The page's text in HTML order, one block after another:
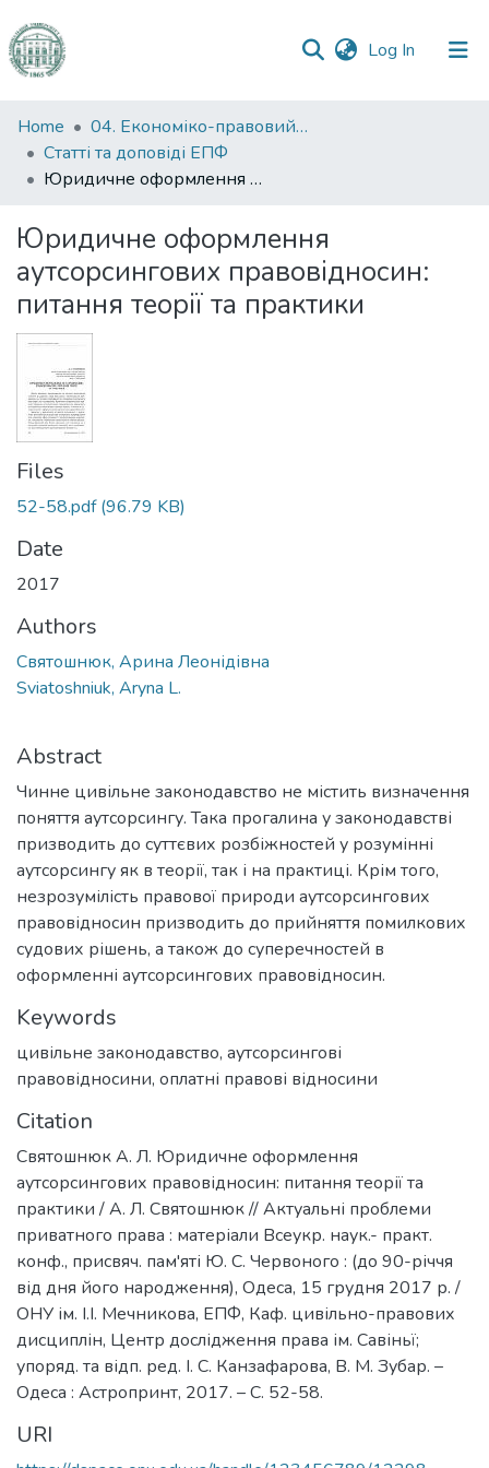
Log In (current)
Communities
&
Collections
Statistics
Home
04. Економіко-правовий факультет
Статті та доповіді ЕПФ
Юридичне оформлення аутсорсингових правовідносин: питання теорії та практики
Юридичне оформлення
аутсорсингових правовідносин:
питання теорії та практики
Files
52-58.pdf(96.79 KB)
Date
2017
Authors
Святошнюк, Арина Леонідівна
Sviatoshniuk, Aryna L.
Abstract
Чинне цивільне законодавство не містить визначення
поняття аутсорсингу. Така прогалина у законодавстві
призводить до суттєвих розбіжностей у розумінні
аутсорсингу як в теорії, так і на практиці. Крім того,
незрозумілість правової природи аутсорсингових
правовідносин призводить до прийняття помилкових
судових рішень, а також до суперечностей в
оформленні аутсорсингових правовідносин.
Keywords
цивільне законодавство, аутсорсингові
правовідносини, оплатні правові відносини
Citation
Святошнюк А. Л. Юридичне оформлення
аутсорсингових правовідносин: питання теорії та
практики / А. Л. Святошнюк // Актуальні проблеми
приватного права : матеріали Всеукр. наук.- практ.
конф., присвяч. пам'яті Ю. С. Червоного : (до 90-річчя
від дня його народження), Одеса, 15 грудня 2017 р. /
ОНУ ім. І.І. Мечникова, ЕПФ, Каф. цивільно-правових
дисциплін, Центр дослідження права ім. Савіньї;
упоряд. та відп. ред. І. С. Канзафарова, В. М. Зубар. –
Одеса : Астропринт, 2017. – С. 52-58.
URI